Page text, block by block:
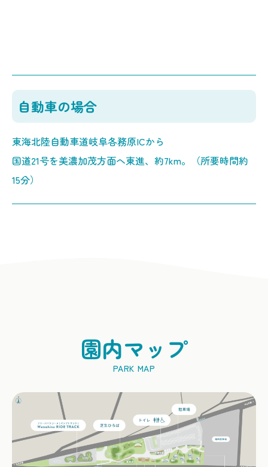
自動車の場合
東海北陸自動車道岐阜各務原ICから
国道21号を美濃加茂方面へ東進、約7km。（所要時間約
15分）
園内マップ